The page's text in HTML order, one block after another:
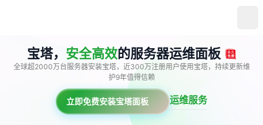
宝塔， 安全高效的服务器运维面板
全球超2000万台服务器安装宝塔，近300万注册用户使用宝塔，持续更新维
护9年值得信赖
立即免费安装宝塔面板 运维服务